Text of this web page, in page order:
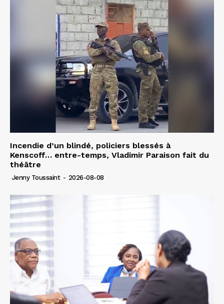
Incendie d’un blindé, policiers blessés à
Kenscoff… entre-temps, Vladimir Paraison fait du
théâtre
Jenny Toussaint - 2026-08-08